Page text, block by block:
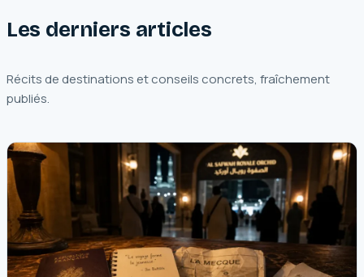
Les derniers articles
Récits de destinations et conseils concrets, fraîchement
publiés.